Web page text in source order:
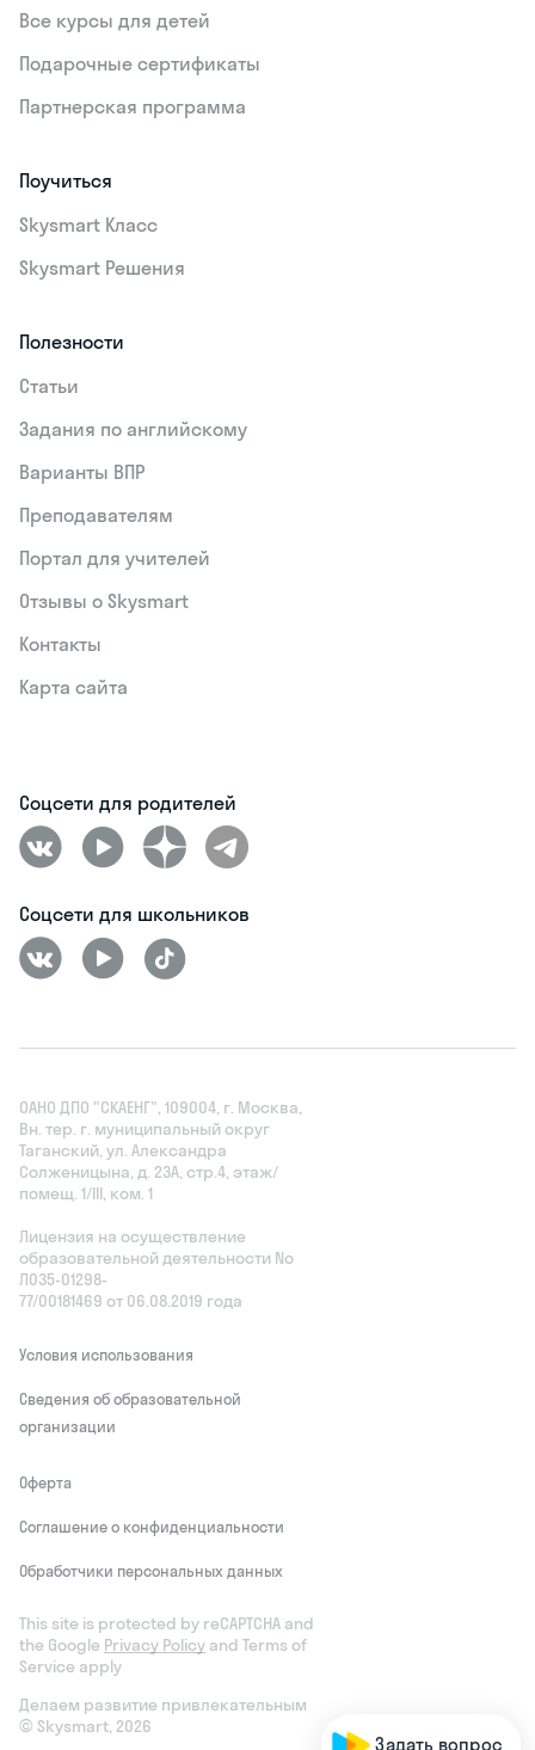
Все курсы для детей
Подарочные сертификаты
Партнерская программа
Поучиться
Skysmart Класс
Skysmart Решения
Полезности
Статьи
Задания по английскому
Варианты ВПР
Преподавателям
Портал для учителей
Отзывы о Skysmart
Контакты
Карта сайта
Соцсети для родителей
Соцсети для школьников
ОАНО ДПО "СКАЕНГ", 109004, г. Москва,
Вн. тер. г. муниципальный округ
Таганский, ул. Александра
Солженицына, д. 23А, стр.4, этаж/
помещ. 1/III, ком. 1
Лицензия на осуществление
образовательной деятельности No
Л035‑01298-
77/00181469 от 06.08.2019 года
Условия использования
Сведения об образовательной
организации
Оферта
Соглашение о конфиденциальности
Обработчики персональных данных
This site is protected by reCAPTCHA and
the Google Privacy Policy and Terms of
Service apply
Делаем развитие привлекательным
© Skysmart, 2026
Задать вопрос